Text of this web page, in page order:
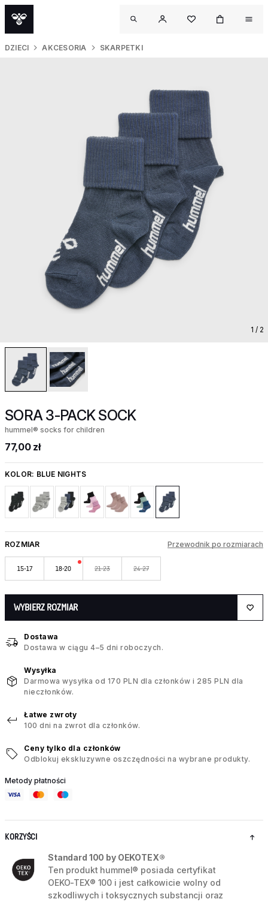
DZIECI AKCESORIA SKARPETKI
1 / 2
SORA 3-PACK SOCK
hummel® socks for children
77,00 zł
KOLOR: BLUE NIGHTS
ROZMIAR Przewodnik po rozmiarach
15-17 18-20 21-23 24-27
WYBIERZ ROZMIAR
Dostawa
Dostawa w ciągu 4–5 dni roboczych.
Wysyłka
Darmowa wysyłka od 170 PLN dla członków i 285 PLN dla
nieczłonków.
Łatwe zwroty
100 dni na zwrot dla członków.
Ceny tylko dla członków
Odblokuj ekskluzywne oszczędności na wybrane produkty.
Metody płatności
KORZYŚCI
Standard 100 by OEKOTEX®
Ten produkt hummel® posiada certyfikat
OEKO-TEX® 100 i jest całkowicie wolny od
szkodliwych i toksycznych substancji oraz